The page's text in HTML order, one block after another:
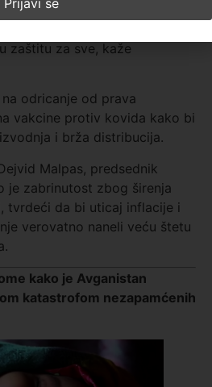
namete na kapital i
zaštitu za sve, kaže
odricanje od prava
vakcine protiv kovida kako bi
i brža distribucija.
Malpas, predsednik
je zabrinutost zbog širenja
tvrdeći da bi uticaj inflacije i
verovatno naneli veću štetu
kako je Avganistan
katastrofom nezapamćenih